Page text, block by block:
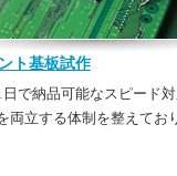
ト基板試作
日で納品可能なスピード
両立する体制を整えてお